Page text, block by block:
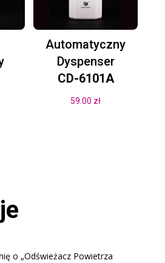
Automatyczny
Dyspenser
CD-6101A
59.00 zł
o „Odświeżacz Powietrza